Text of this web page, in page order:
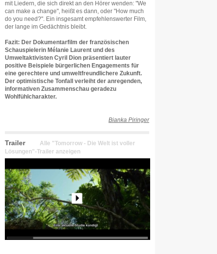
mit Liedern, die sich direkt an den Hörer wenden: "We
can make a change", heißt es dann, oder "How much
do you need?". Ein insgesamt empfehlenswerter Film,
der lange im Gedächtnis bleibt.
Fazit: Der Dokumentarfilm der französischen
Schauspielerin Mélanie Laurent und des
Umweltaktivisten Cyril Dion präsentiert lauter
positive Beispiele bürgerlichen Engagements für
eine gerechtere und umweltfreundlichere Zukunft.
Der optimistische Tonfall verleiht der anregenden,
informativen Zusammenschau geradezu
Wohlfühlcharakter.
Bianka Piringer
Trailer
Alle "Tomorrow - Die Welt ist voller
Lösungen"-Trailer anzeigen